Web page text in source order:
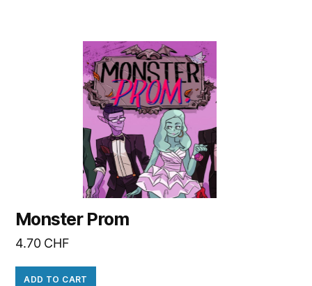
Monster Prom
4.70 CHF
ADD TO CART